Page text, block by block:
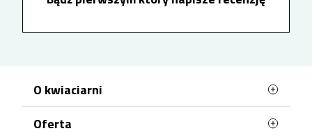
O kwiaciarni
Oferta